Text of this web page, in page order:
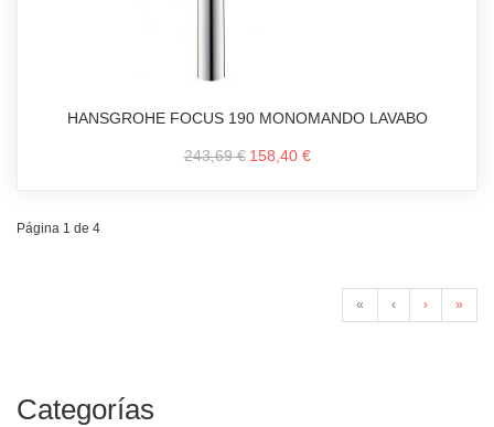
HANSGROHE FOCUS 190 MONOMANDO LAVABO
243,69 € 158,40 €
Página 1 de 4
« ‹ › »
Categorías